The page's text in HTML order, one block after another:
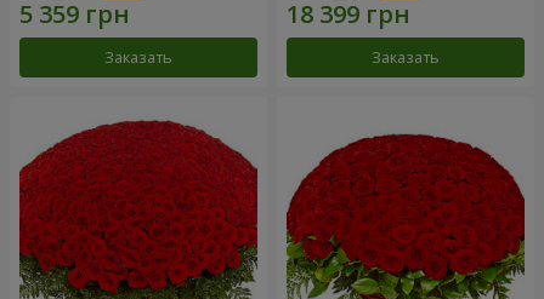
Заказать Заказать